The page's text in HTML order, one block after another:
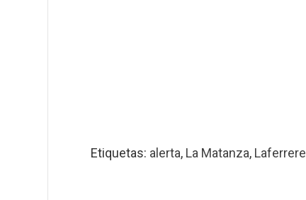
Etiquetas: alerta, La Matanza, Laferrere